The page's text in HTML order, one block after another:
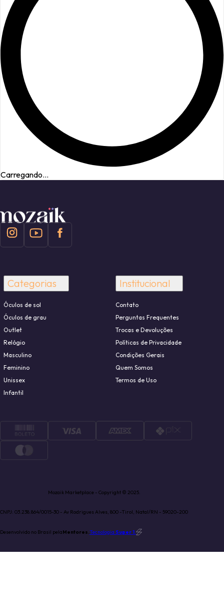
Carregando...
Categorias
Óculos de sol
Óculos de grau
Outlet
Relógio
Masculino
Feminino
Unissex
Infantil
Institucional
Contato
Perguntas Frequentes
Trocas e Devoluções
Políticas de Privacidade
Condições Gerais
Quem Somos
Termos de Uso
Mozaik Marketplace - Copyright © 2025.
CNPJ: 03.238.864/0015-30 - Av Rodrigues Alves, 800 -Tirol, Natal/RN - 59020-200
Desenvolvido no Brasil pelaMentores.Tecnologia Super 1.